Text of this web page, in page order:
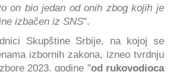
on bio jedan od onih zbog kojih je
izbačen iz SNS".
Skupštine Srbije, na kojoj se
izbornih zakona, izneo tvrdnju
2023. godine "od rukovodioca